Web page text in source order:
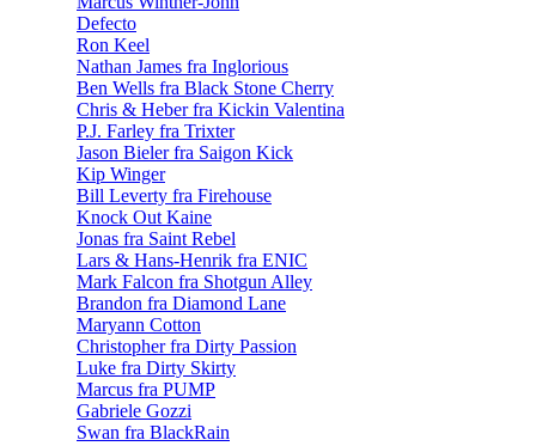
Defecto
Ron Keel
Nathan James fra Inglorious
Ben Wells fra Black Stone Cherry
Chris & Heber fra Kickin Valentina
P.J. Farley fra Trixter
Jason Bieler fra Saigon Kick
Kip Winger
Bill Leverty fra Firehouse
Knock Out Kaine
Jonas fra Saint Rebel
Lars & Hans-Henrik fra ENIC
Mark Falcon fra Shotgun Alley
Brandon fra Diamond Lane
Maryann Cotton
Christopher fra Dirty Passion
Luke fra Dirty Skirty
Marcus fra PUMP
Gabriele Gozzi
Swan fra BlackRain